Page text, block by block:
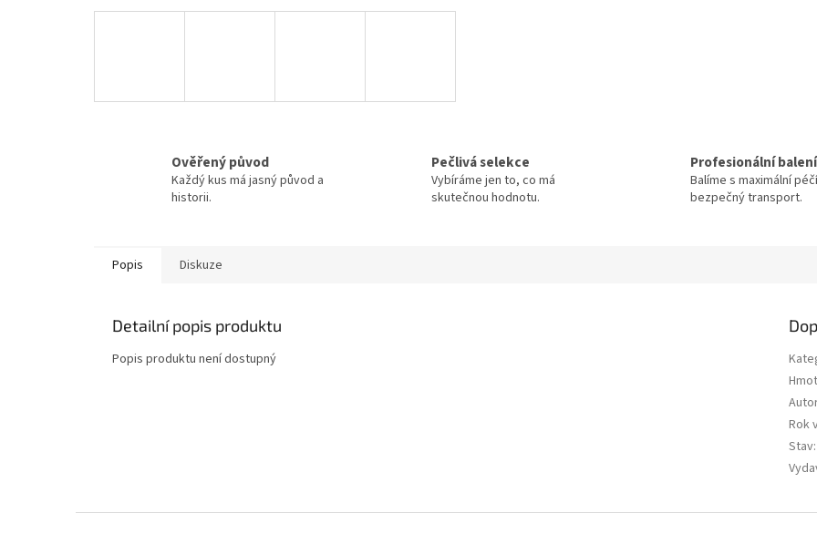
Ověřený původ
Každý kus má jasný původ a
historii.
Pečlivá selekce
Vybíráme jen to, co má
skutečnou hodnotu.
Profesionální balení
Balíme s maximální
bezpečný transport.
Popis Diskuze
Detailní popis produktu
Popis produktu není dostupný
Rok
Stav: